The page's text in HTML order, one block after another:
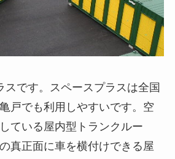
スです。スペースプラスは全国
戸でも利用しやすいです。空
ている屋内型トランクルー
真正面に車を横付けできる屋